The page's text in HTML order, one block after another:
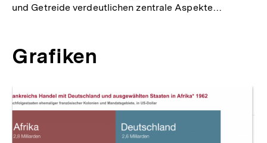
und Getreide verdeutlichen zentrale Aspekte…
Grafiken
Inhaltskarussell
überspringen